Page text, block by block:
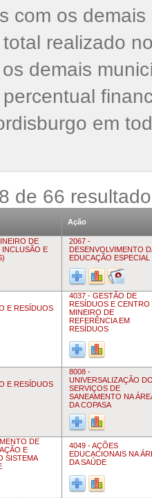
com os
realizado
demais
em
8 de 66
Ação
DE
INCLUSÃO E
2067 -
DESENVOLVIMENTO
EDUCAÇÃO ESPECIAL
E RESÍDUOS
4037 - GESTÃO DE
RESÍDUOS E CENTRO
MINEIRO DE
REFERÊNCIA EM
RESÍDUOS
E RESÍDUOS
8008 -
UNIVERSALIZAÇÃO
SERVIÇOS DE
SANEAMENTO NA
DA COPASA
DE
E
SISTEMA
4049 - AÇÕES
EDUCACIONAIS NA
DA SAÚDE